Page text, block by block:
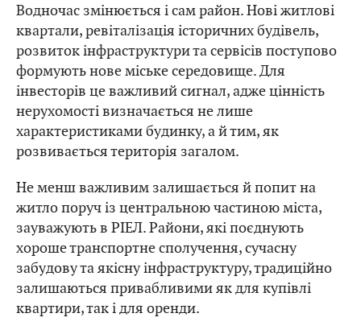
Водночас змінюється і сам район. Нові житлові
квартали, ревіталізація історичних будівель,
розвиток інфраструктури та сервісів поступово
формують нове міське середовище. Для
інвесторів це важливий сигнал, адже цінність
нерухомості визначається не лише
характеристиками будинку, а й тим, як
розвивається територія загалом.
Не менш важливим залишається й попит на
житло поруч із центральною частиною міста,
зауважують в РІЕЛ. Райони, які поєднують
хороше транспортне сполучення, сучасну
забудову та якісну інфраструктуру, традиційно
залишаються привабливими як для купівлі
квартири, так і для оренди.